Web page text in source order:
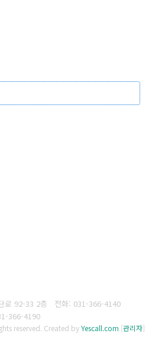
로 92-33 2층 전화: 031-366-4140
366-4190
reserved. Created byYescall.com [관리자]